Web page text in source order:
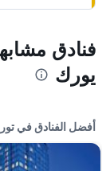
فنادق
يورك
أفضل الفنادق في